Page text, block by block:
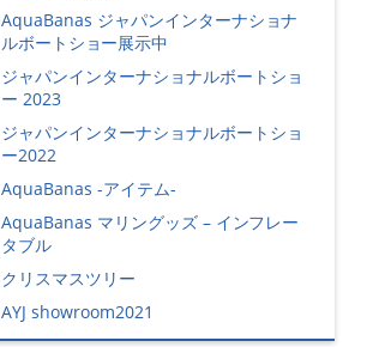
AquaBanas ジャパンインターナショナ
ルボートショー展示中
ジャパンインターナショナルボートショ
ー 2023
ジャパンインターナショナルボートショ
ー2022
AquaBanas -アイテム-
AquaBanas マリングッズ – インフレー
タブル
クリスマスツリー
AYJ showroom2021